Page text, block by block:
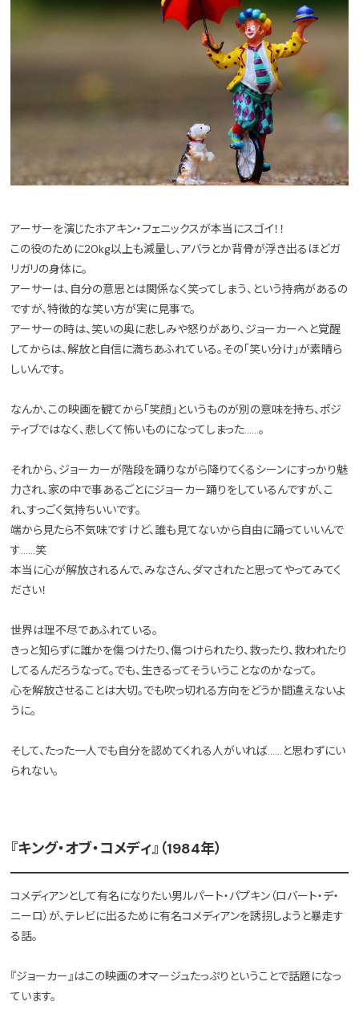
アーサーを演じたホアキン・フェニックスが本当にスゴイ！！
この役のために20kg以上も減量し、アバラとか背骨が浮き出るほどガ
リガリの身体に。
アーサーは、自分の意思とは関係なく笑ってしまう、という持病があるの
ですが、特徴的な笑い方が実に見事で。
アーサーの時は、笑いの奥に悲しみや怒りがあり、ジョーカーへと覚醒
してからは、解放と自信に満ちあふれている。その「笑い分け」が素晴ら
しいんです。
なんか、この映画を観てから「笑顔」というものが別の意味を持ち、ポジ
ティブではなく、悲しくて怖いものになってしまった……。
それから、ジョーカーが階段を踊りながら降りてくるシーンにすっかり魅
力され、家の中で事あるごとにジョーカー踊りをしているんですが、こ
れ、すっごく気持ちいいです。
端から見たら不気味ですけど、誰も見てないから自由に踊っていいんで
す……笑
本当に心が解放されるんで、みなさん、ダマされたと思ってやってみてく
ださい！
世界は理不尽であふれている。
きっと知らずに誰かを傷つけたり、傷つけられたり、救ったり、救われたり
してるんだろうなって。でも、生きるってそういうことなのかなって。
心を解放させることは大切。でも吹っ切れる方向をどうか間違えないよ
うに。
そして、たった一人でも自分を認めてくれる人がいれば……と思わずにい
られない。
『キング・オブ・コメディ』（1984年）
コメディアンとして有名になりたい男ルパート・パプキン（ロバート・デ・
ニーロ）が、テレビに出るために有名コメディアンを誘拐しようと暴走す
る話。
『ジョーカー』はこの映画のオマージュたっぷりということで話題になっ
ています。